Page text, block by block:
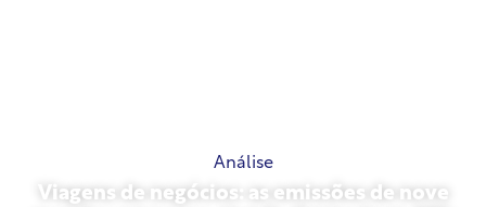
Análise
Viagens de negócios: as emissões de nove